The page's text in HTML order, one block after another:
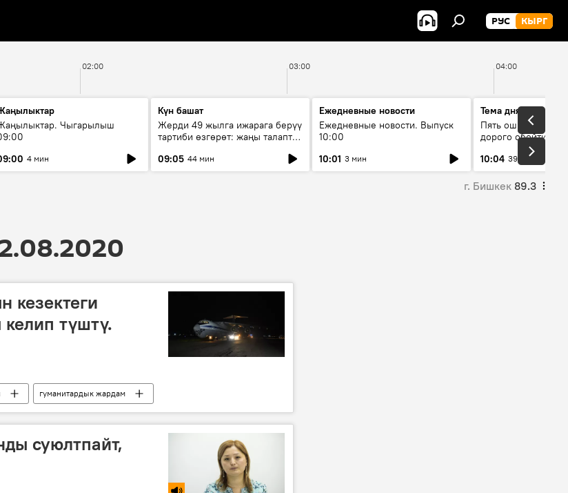
РУС КЫРГ
02:00 03:00 04:00
Чыгарылыш
4 мин
Күн башат
Жерди 49 жылга ижарага берүү
тартиби өзгөрөт: жаңы талаптар
09:05 44 мин
Ежедневные новости
Ежедневные новости. Выпуск
10:00
10:01 3 мин
Тема дня
Пять ошибок
дорого обойтись
10:04 39 мин
г. Бишкек 89.3
кезектеги
түштү.
гуманитардык жардам
Кыргызстандагы кырдаал Россия
суюлтпайт,